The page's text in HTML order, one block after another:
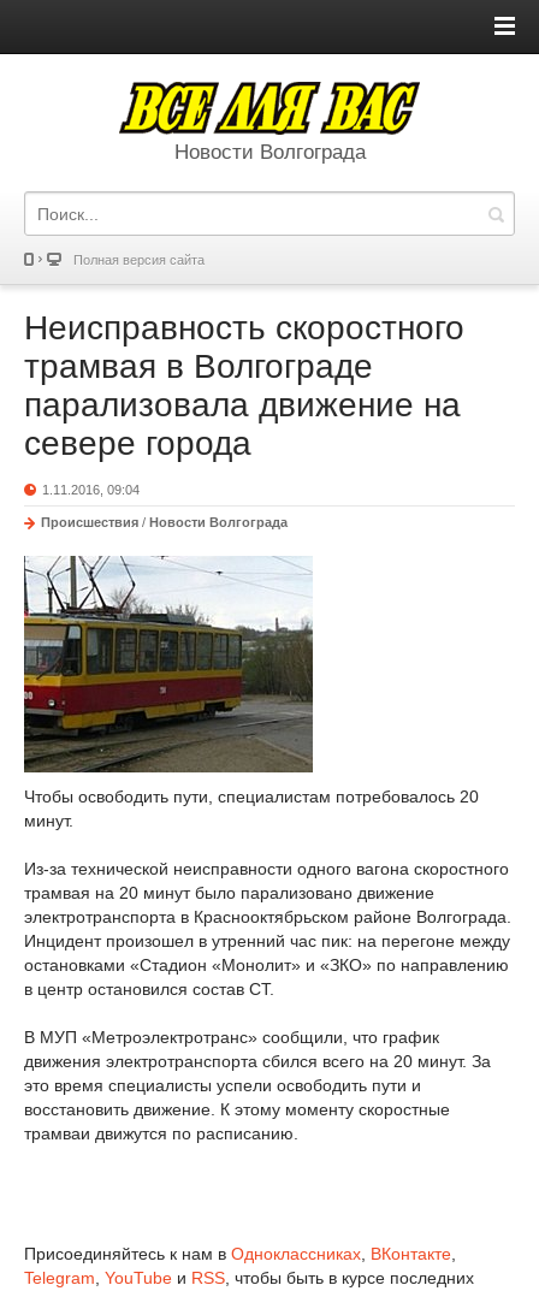
Новости Волгограда
Полная версия сайта
Неисправность скоростного
трамвая в Волгограде
парализовала движение на
севере города
1.11.2016, 09:04
Происшествия / Новости Волгограда
Чтобы освободить пути, специалистам потребовалось 20
минут.
Из-за технической неисправности одного вагона скоростного
трамвая на 20 минут было парализовано движение
электротранспорта в Краснооктябрьском районе Волгограда.
Инцидент произошел в утренний час пик: на перегоне между
остановками «Стадион «Монолит» и «ЗКО» по направлению
в центр остановился состав СТ.
В МУП «Метроэлектротранс» сообщили, что график
движения электротранспорта сбился всего на 20 минут. За
это время специалисты успели освободить пути и
восстановить движение. К этому моменту скоростные
трамваи движутся по расписанию.
Присоединяйтесь к нам в Одноклассниках ВКонтакте
Telegram YouTube и RSS , чтобы быть в курсе последних